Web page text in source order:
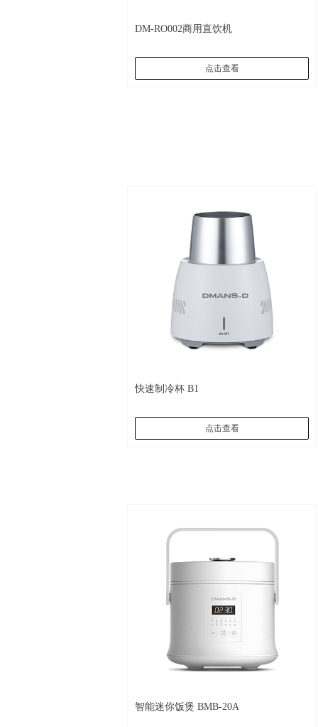
快速制冷杯 B1
点击查看
智能迷你饭煲 BMB-20A
DM-RO002商用直饮机
点击查看